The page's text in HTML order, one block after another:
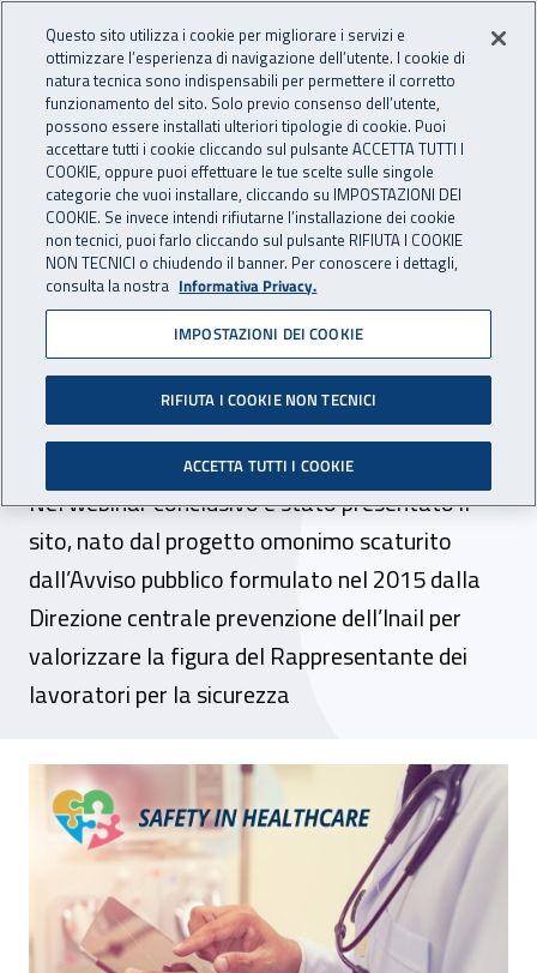
INAIL - Istituto Nazionale
Apri cerca
Navigazione principale
Navigazione - Ti trovi in:
Home Inail comunica News
11 dicembre 2020
“Safety in healthcare”, un
portale per i Rls in sanità
nel post Coronavirus
Nel webinar conclusivo è stato presentato il
sito, nato dal progetto omonimo scaturito
dall’Avviso pubblico formulato nel 2015 dalla
Direzione centrale prevenzione dell’Inail per
valorizzare la figura del Rappresentante dei
lavoratori per la sicurezza
“Safety in healthcare”, un portale per i
Questo sito utilizza i cookie per migliorare i servizi e
ottimizzare l’esperienza di navigazione dell’utente. I cookie di
natura tecnica sono indispensabili per permettere il corretto
funzionamento del sito. Solo previo consenso dell’utente,
possono essere installati ulteriori tipologie di cookie. Puoi
accettare tutti i cookie cliccando sul pulsante ACCETTA TUTTI I
COOKIE, oppure puoi effettuare le tue scelte sulle singole
categorie che vuoi installare, cliccando su IMPOSTAZIONI DEI
COOKIE. Se invece intendi rifiutarne l’installazione dei cookie
non tecnici, puoi farlo cliccando sul pulsante RIFIUTA I COOKIE
NON TECNICI o chiudendo il banner. Per conoscere i dettagli,
consulta la nostra Informativa Privacy.
IMPOSTAZIONI DEI COOKIE
RIFIUTA I COOKIE NON TECNICI
ACCETTA TUTTI I COOKIE